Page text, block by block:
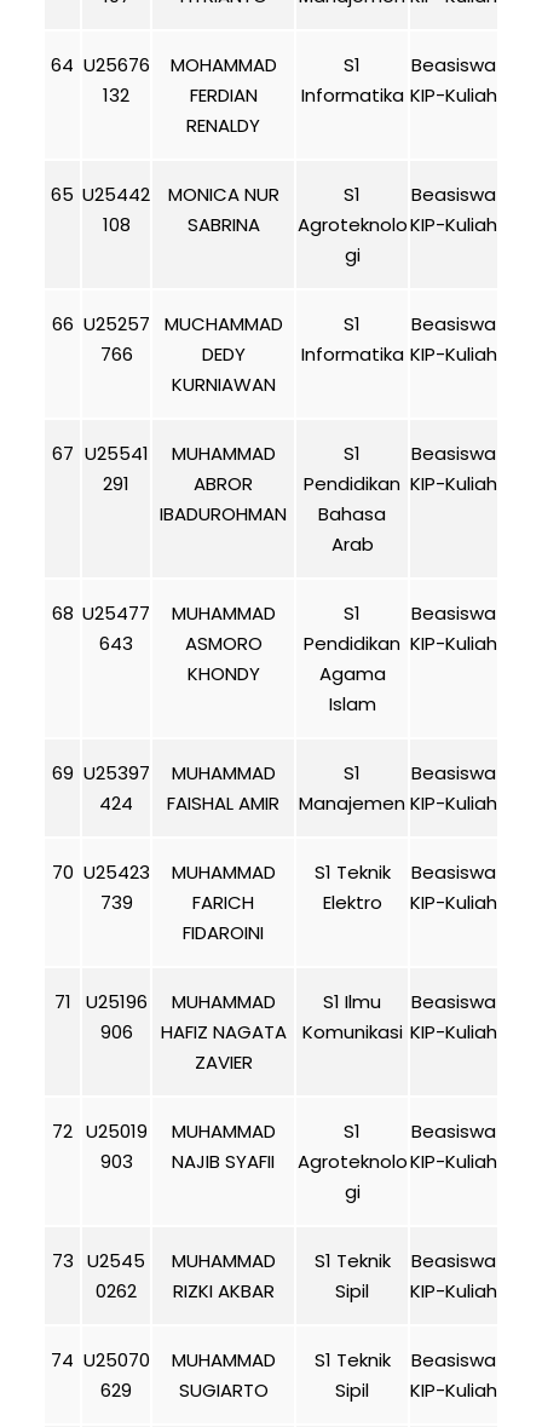
64 U25676
132
MOHAMMAD
FERDIAN
RENALDY
S1
Informatika
Beasiswa
KIP-Kuliah
65 U25442
108
MONICA NUR
SABRINA
S1
Agroteknolo
gi
Beasiswa
KIP-Kuliah
66 U25257
766
MUCHAMMAD
DEDY
KURNIAWAN
S1
Informatika
Beasiswa
KIP-Kuliah
67 U25541
291
MUHAMMAD
ABROR
IBADUROHMAN
S1
Pendidikan
Bahasa
Arab
Beasiswa
KIP-Kuliah
68 U25477
643
MUHAMMAD
ASMORO
KHONDY
S1
Pendidikan
Agama
Islam
Beasiswa
KIP-Kuliah
69 U25397
424
MUHAMMAD
FAISHAL AMIR
S1
Manajemen
Beasiswa
KIP-Kuliah
70 U25423
739
MUHAMMAD
FARICH
FIDAROINI
S1 Teknik
Elektro
Beasiswa
KIP-Kuliah
71
U25196
906
MUHAMMAD
HAFIZ NAGATA
ZAVIER
S1 Ilmu
Komunikasi
Beasiswa
KIP-Kuliah
72 U25019
903
MUHAMMAD
NAJIB SYAFII
S1
Agroteknolo
gi
Beasiswa
KIP-Kuliah
73 U2545
0262
MUHAMMAD
RIZKI AKBAR
S1 Teknik
Sipil
Beasiswa
KIP-Kuliah
74 U25070
629
MUHAMMAD
SUGIARTO
S1 Teknik
Sipil
Beasiswa
KIP-Kuliah